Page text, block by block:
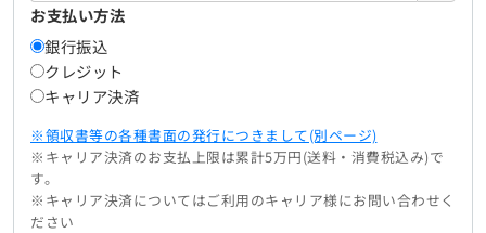
お支払い方法
銀行振込
クレジット
キャリア決済
※領収書等の各種書面の発行につきまして(別ページ)
※キャリア決済のお支払上限は累計5万円(送料・消費税込み)で
す。
※キャリア決済についてはご利用のキャリア様にお問い合わせく
ださい